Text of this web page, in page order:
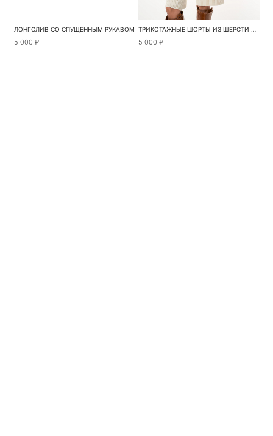
ЛОНГСЛИВ СО СПУЩЕННЫМ РУКАВОМ
5 000 ₽
ТРИКОТАЖНЫЕ ШОРТЫ ИЗ ШЕРСТИ АЛЬПАКА
5 000 ₽